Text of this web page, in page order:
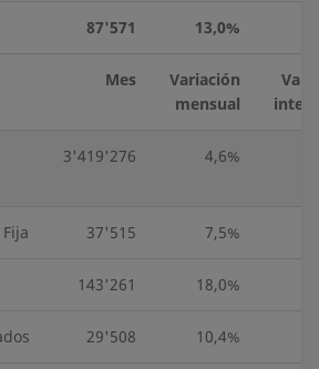
87'571 13,0%
Mes
Variación
mensual
3'419'276 4,6%
37'515 7,5%
143'261 18,0%
29'508 10,4%